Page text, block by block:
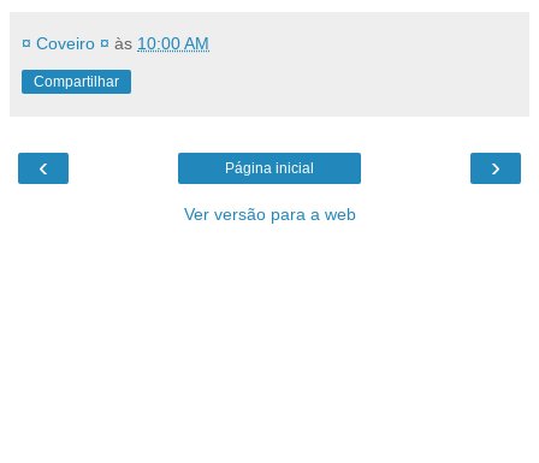
¤ Coveiro ¤ às 10:00 AM
Compartilhar
‹ ›
Página inicial
Ver versão para a web